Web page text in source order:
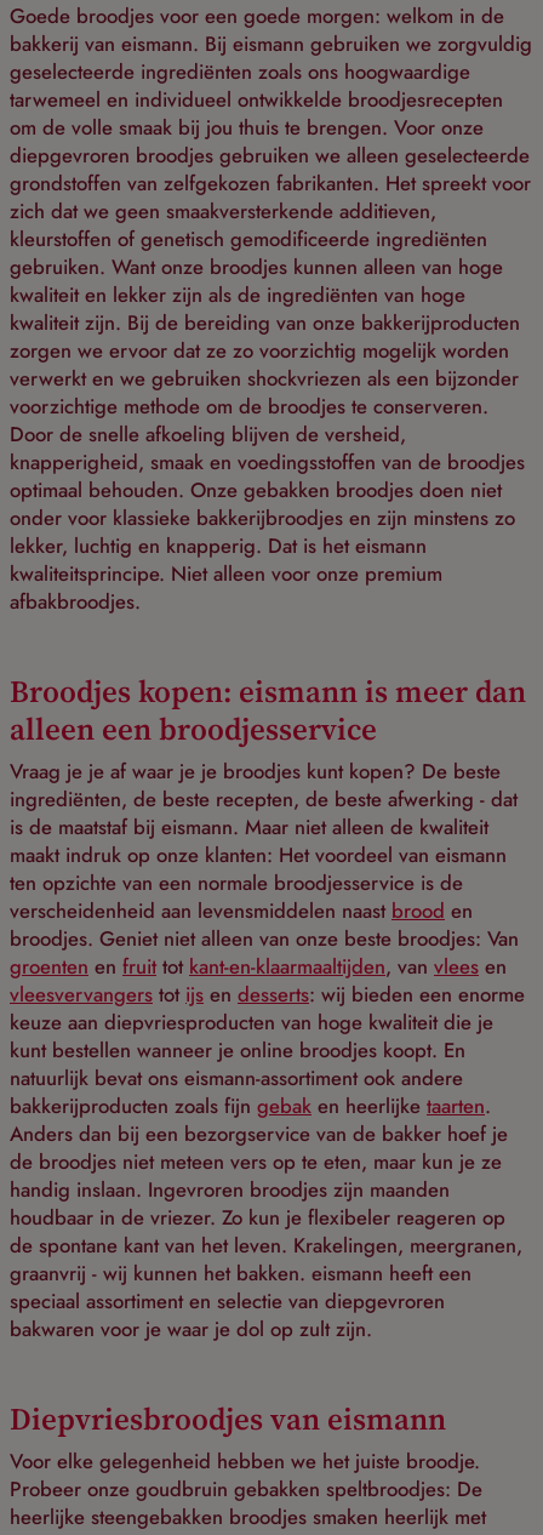
Goede broodjes voor een goede morgen: welkom in de
bakkerij van eismann. Bij eismann gebruiken we zorgvuldig
geselecteerde ingrediënten zoals ons hoogwaardige
tarwemeel en individueel ontwikkelde broodjesrecepten
om de volle smaak bij jou thuis te brengen. Voor onze
diepgevroren broodjes gebruiken we alleen geselecteerde
grondstoffen van zelfgekozen fabrikanten. Het spreekt voor
zich dat we geen smaakversterkende additieven,
kleurstoffen of genetisch gemodificeerde ingrediënten
gebruiken. Want onze broodjes kunnen alleen van hoge
kwaliteit en lekker zijn als de ingrediënten van hoge
kwaliteit zijn. Bij de bereiding van onze bakkerijproducten
zorgen we ervoor dat ze zo voorzichtig mogelijk worden
verwerkt en we gebruiken shockvriezen als een bijzonder
voorzichtige methode om de broodjes te conserveren.
Door de snelle afkoeling blijven de versheid,
knapperigheid, smaak en voedingsstoffen van de broodjes
optimaal behouden. Onze gebakken broodjes doen niet
onder voor klassieke bakkerijbroodjes en zijn minstens zo
lekker, luchtig en knapperig. Dat is het eismann
kwaliteitsprincipe. Niet alleen voor onze premium
afbakbroodjes.
Broodjes kopen: eismann is meer dan
alleen een broodjesservice
Vraag je je af waar je je broodjes kunt kopen? De beste
ingrediënten, de beste recepten, de beste afwerking - dat
is de maatstaf bij eismann. Maar niet alleen de kwaliteit
maakt indruk op onze klanten: Het voordeel van eismann
ten opzichte van een normale broodjesservice is de
verscheidenheid aan levensmiddelen naast brood en
broodjes. Geniet niet alleen van onze beste broodjes: Van
groenten en fruit tot kant-en-klaarmaaltijden, van vlees en
vleesvervangers tot ijs en desserts: wij bieden een enorme
keuze aan diepvriesproducten van hoge kwaliteit die je
kunt bestellen wanneer je online broodjes koopt. En
natuurlijk bevat ons eismann-assortiment ook andere
bakkerijproducten zoals fijn gebak en heerlijke taarten.
Anders dan bij een bezorgservice van de bakker hoef je
de broodjes niet meteen vers op te eten, maar kun je ze
handig inslaan. Ingevroren broodjes zijn maanden
houdbaar in de vriezer. Zo kun je flexibeler reageren op
de spontane kant van het leven. Krakelingen, meergranen,
graanvrij - wij kunnen het bakken. eismann heeft een
speciaal assortiment en selectie van diepgevroren
bakwaren voor je waar je dol op zult zijn.
Diepvriesbroodjes van eismann
Voor elke gelegenheid hebben we het juiste broodje.
Probeer onze goudbruin gebakken speltbroodjes: De
heerlijke steengebakken broodjes smaken heerlijk met